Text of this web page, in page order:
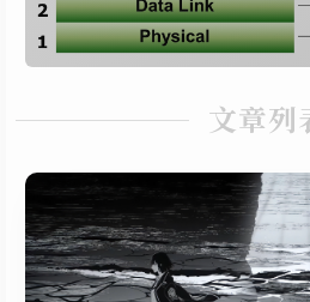
南
12 篇文章
more...
文章列